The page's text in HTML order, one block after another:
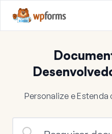
Personalize e